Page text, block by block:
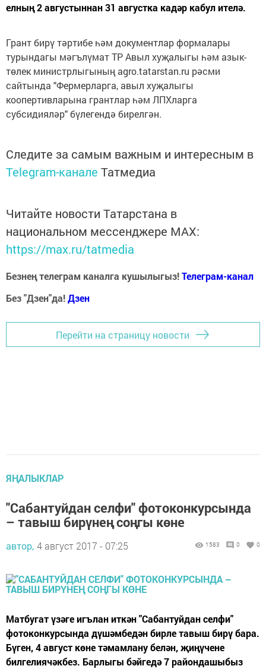
елның 2 августыннан 31 августка кадәр кабул ителә.
Грант бирү тәртибе һәм документлар формалары
турындагы мәгълүмат ТР Авыл хуҗалыгы һәм азык-
төлек министрлыгының agro.tatarstan.ru рәсми
сайтында "Фермерларга, авыл хуҗалыгы
коопертивларына грантлар һәм ЛПХларга
субсидияләр" бүлегендә бирелгән.
Следите за самым важным и интересным в
Telegram-канале Татмедиа
Читайте новости Татарстана в
национальном мессенджере MАХ:
https://max.ru/tatmedia
Безнең телеграм каналга кушылыгыз!Телеграм-канал
Без "Дзен"да!Дзен
Перейти на страницу новости
ЯҢАЛЫКЛАР
"Сабантуйдан селфи" фотоконкурсында
– тавыш бирүнең соңгы көне
автор, 4 август 2017 - 07:25 1583 0 0
Матбугат үзәге игълан иткән "Сабантуйдан селфи"
фотоконкурсында дүшәмбедән бирле тавыш бирү бара.
Бүген, 4 август көне тәмамлану белән, җиңүчене
билгелиячәкбез. Барлыгы бәйгедә 7 райондашыбыз